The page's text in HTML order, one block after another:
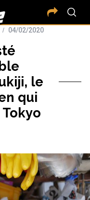
04/02/2020
le
qui
Tokyo